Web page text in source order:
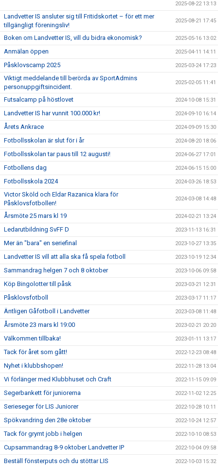
2025-08-22 13:13
Landvetter IS ansluter sig till Fritidskortet – för ett mer
tillgängligt föreningsliv!
2025-08-21 17:45
Boken om Landvetter IS, vill du bidra ekonomisk? 2025-05-16 13:02
Anmälan öppen 2025-04-11 14:11
Påsklovscamp 2025 2025-03-24 17:23
Viktigt meddelande till berörda av SportAdmins
personuppgiftsincident.
2025-02-05 11:41
Futsalcamp på höstlovet 2024-10-08 15:31
Landvetter IS har vunnit 100.000 kr! 2024-09-10 16:14
Årets Ankrace 2024-09-09 15:30
Fotbollsskolan är slut för i år 2024-08-20 18:06
Fotbollsskolan tar paus till 12 augusti! 2024-06-27 17:01
Fotbollens dag 2024-06-15 15:00
Fotbollsskola 2024 2024-03-26 18:53
Victor Sköld och Eldar Razanica klara för
Påsklovsfotbollen!
2024-03-08 14:48
Årsmöte 25 mars kl 19 2024-02-21 13:24
Ledarutbildning SvFF D 2023-11-13 16:31
Mer än "bara" en seriefinal 2023-10-27 13:35
Landvetter IS vill att alla ska få spela fotboll 2023-10-19 12:34
Sammandrag helgen 7 och 8 oktober 2023-10-06 09:58
Köp Bingolotter till påsk 2023-03-21 12:31
Påsklovsfotboll 2023-03-17 11:17
Äntligen Gåfotboll i Landvetter 2023-03-08 11:48
Årsmöte 23 mars kl 19:00 2023-02-21 20:20
Välkommen tillbaka! 2023-01-11 13:17
Tack för året som gått! 2022-12-23 08:48
Nyhet i klubbshopen! 2022-11-28 13:04
Vi förlänger med Klubbhuset och Craft 2022-11-15 09:09
Segerbankett för juniorerna 2022-11-02 12:25
Serieseger för LIS Juniorer 2022-10-28 10:11
Spökvandring den 28e oktober 2022-10-24 12:57
Tack för grymt jobb i helgen 2022-10-10 08:53
Cupsammandrag 8-9 oktober Landvetter IP 2022-10-04 09:58
Beställ fönsterputs och du stöttar LIS 2022-10-03 15:32